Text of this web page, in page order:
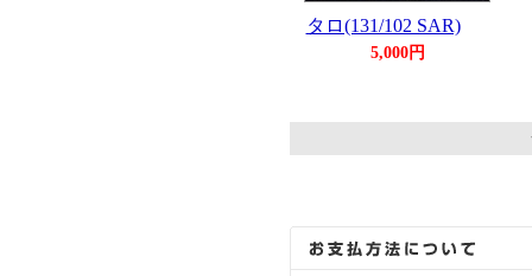
タロ(131/102 SAR)
5,000円